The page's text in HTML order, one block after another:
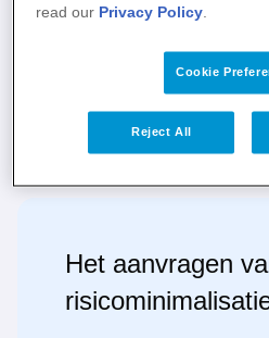
Download bestand
Het aanvragen
read our Privacy Policy.
Cookie
Reject All